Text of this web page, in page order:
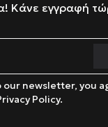
Κάνε εγγραφή
our newsletter, you
Policy.